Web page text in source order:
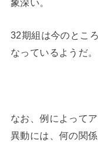
象深い。
32期組は今のとこ
なっているようだ。
なお、例によって
異動には、何の関係